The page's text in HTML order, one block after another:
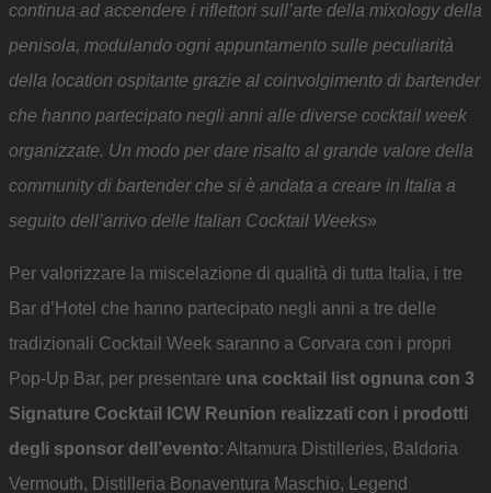
continua ad accendere i riflettori sull’arte della mixology della
penisola, modulando ogni appuntamento sulle peculiarità
della location ospitante grazie al coinvolgimento di bartender
che hanno partecipato negli anni alle diverse cocktail week
organizzate. Un modo per dare risalto al grande valore della
community di bartender che si è andata a creare in Italia a
seguito dell’arrivo delle Italian Cocktail Weeks»
Per valorizzare la miscelazione di qualità di tutta Italia, i tre
Bar d’Hotel che hanno partecipato negli anni a tre delle
tradizionali Cocktail Week saranno a Corvara con i propri
Pop-Up Bar, per presentare una cocktail list ognuna con 3
Signature Cocktail ICW Reunion realizzati con i prodotti
degli sponsor dell’evento: Altamura Distilleries, Baldoria
Vermouth, Distilleria Bonaventura Maschio, Legend